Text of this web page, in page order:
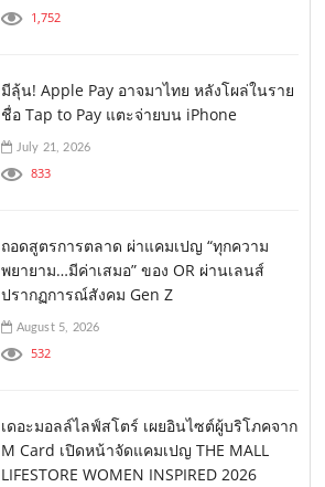
1,752
มีลุ้น! Apple Pay อาจมาไทย หลังโผล่ในราย
ชื่อ Tap to Pay แตะจ่ายบน iPhone
July 21, 2026
833
ถอดสูตรการตลาด ผ่าแคมเปญ “ทุกความ
พยายาม…มีค่าเสมอ” ของ OR ผ่านเลนส์
ปรากฏการณ์สังคม Gen Z
August 5, 2026
532
เดอะมอลล์ไลฟ์สโตร์ เผยอินไซต์ผู้บริโภคจาก
M Card เปิดหน้าจัดแคมเปญ THE MALL
LIFESTORE WOMEN INSPIRED 2026